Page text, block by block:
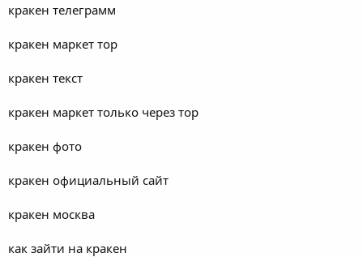
кракен телеграмм
кракен маркет тор
кракен текст
кракен маркет только через тор
кракен фото
кракен официальный сайт
кракен москва
как зайти на кракен